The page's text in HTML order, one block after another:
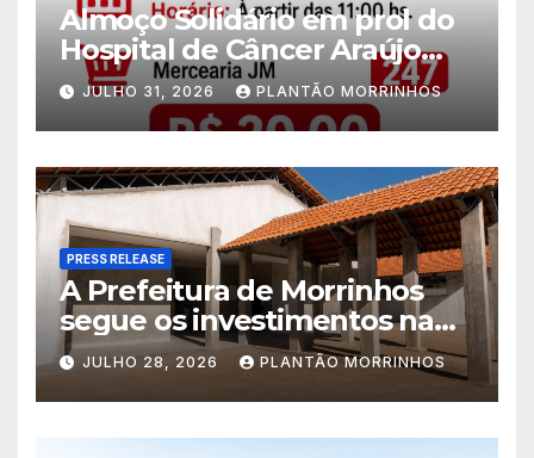
Almoço Solidário em prol do
Hospital de Câncer Araújo
Jorge é realizado no Jardim
América
JULHO 31, 2026 PLANTÃO MORRINHOS
PRESS RELEASE
A Prefeitura de Morrinhos
segue os investimentos na
educação. A obra da Escola
Municipal Eudóxio de
Figueiredo avança em ritmo
acelerado e já ganha forma.
JULHO 28, 2026 PLANTÃO MORRINHOS